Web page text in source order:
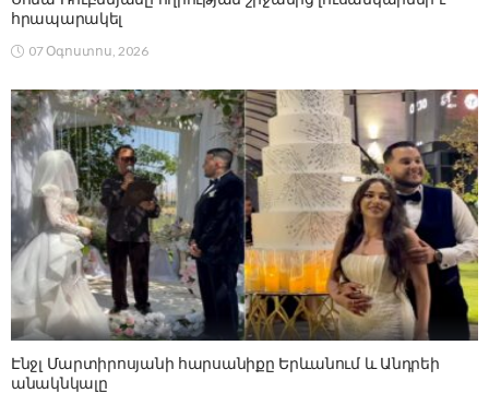
հրապարակել
07 Օգոստոս, 2026
Էնջլ Մարտիրոսյանի հարսանիքը Երևանում և Անդրեի
անակնկալը